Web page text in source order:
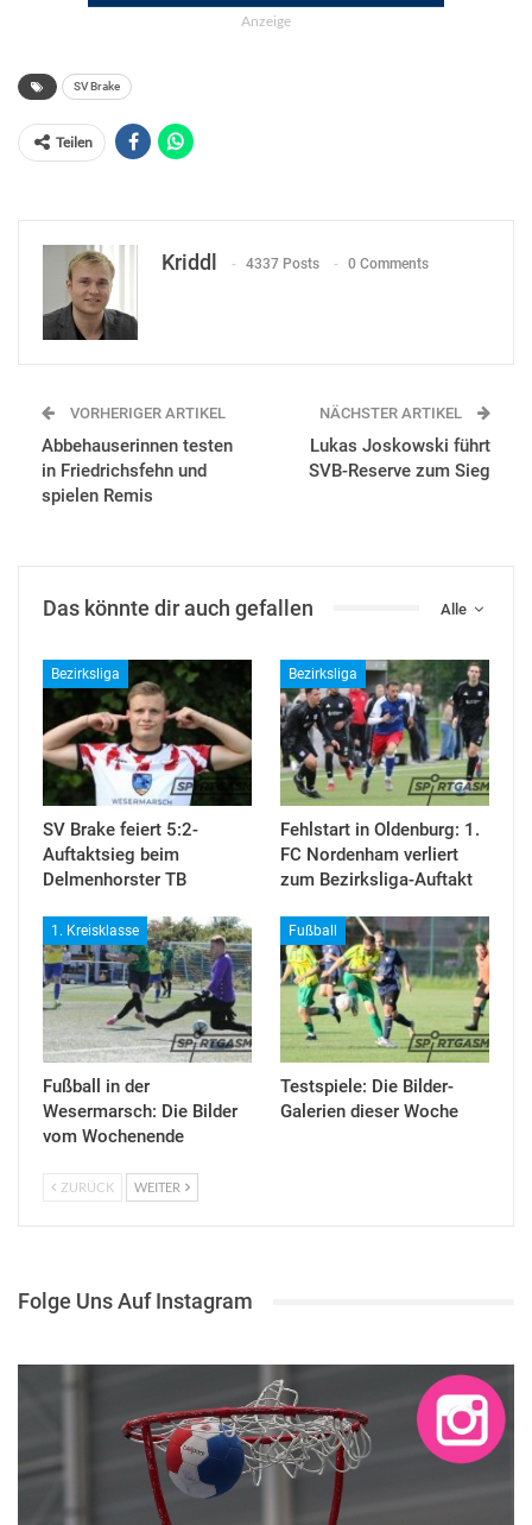
Anzeige
SV Brake
Teilen
Kriddl 4337 Posts 0 Comments
VORHERIGER ARTIKEL
Abbehauserinnen testen
in Friedrichsfehn und
spielen Remis
NÄCHSTER ARTIKEL
Lukas Joskowski führt
SVB-Reserve zum Sieg
Alle
Das könnte dir auch gefallen
Bezirksliga
SV Brake feiert 5:2-
Auftaktsieg beim
Delmenhorster TB
Bezirksliga
Fehlstart in Oldenburg: 1.
FC Nordenham verliert
zum Bezirksliga-Auftakt
1. Kreisklasse
Fußball in der
Wesermarsch: Die Bilder
vom Wochenende
Fußball
Testspiele: Die Bilder-
Galerien dieser Woche
ZURÜCK WEITER
Folge Uns Auf Instagram